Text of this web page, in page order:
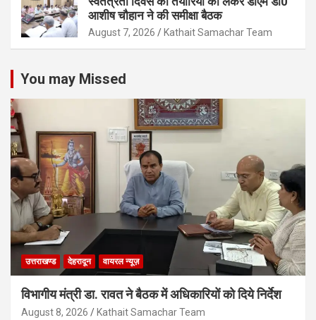
आशीष चौहान ने की समीक्षा बैठक
August 7, 2026 Kathait Samachar Team
You may Missed
उत्तराखण्ड देहरादून वायरल न्यूज़
विभागीय मंत्री डा. रावत ने बैठक में अधिकारियों को दिये निर्देश
August 8, 2026 Kathait Samachar Team